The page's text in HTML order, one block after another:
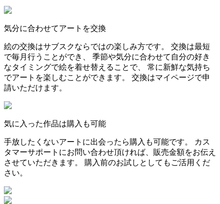
気分に合わせてアートを交換
絵の交換はサブスクならではの楽しみ方です。 交換は最短
で毎月行うことができ、 季節や気分に合わせて自分の好き
なタイミングで絵を着せ替えることで、 常に新鮮な気持ち
でアートを楽しむことができます。 交換はマイページで申
請いただけます。
気に入った作品は購入も可能
手放したくないアートに出会ったら購入も可能です。 カス
タマーサポートにお問い合わせ頂ければ、販売金額をお伝え
させていただきます。 購入前のお試しとしてもご活用くだ
さい。